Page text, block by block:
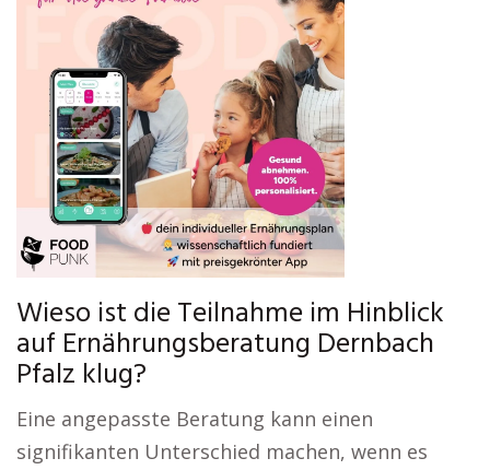
Wieso ist die Teilnahme im Hinblick
auf Ernährungsberatung Dernbach
Pfalz klug?
Eine angepasste Beratung kann einen
signifikanten Unterschied machen, wenn es